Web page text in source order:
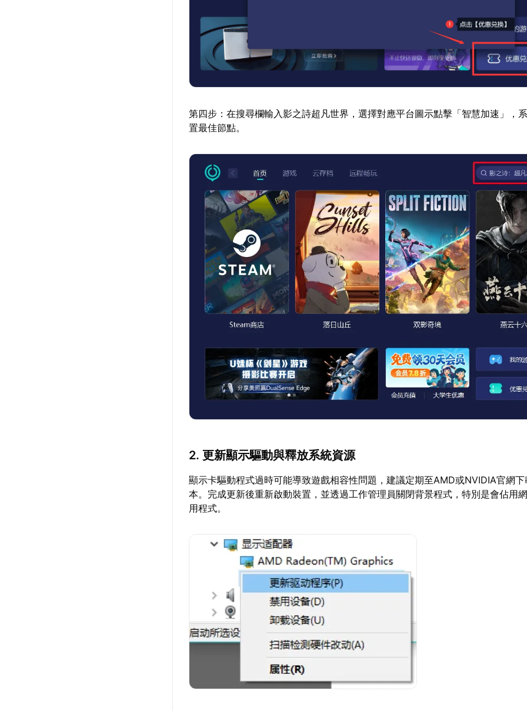
第四步：在搜尋欄輸入影之詩超凡世界，選擇對應平台圖示點擊「智慧加速」，
置最佳節點。
2. 更新顯示驅動與釋放系統資源
顯示卡驅動程式過時可能導致遊戲相容性問題，建議定期至AMD或NVIDIA官網
本。完成更新後重新啟動裝置，並透過工作管理員關閉背景程式，特別是會佔用
用程式。